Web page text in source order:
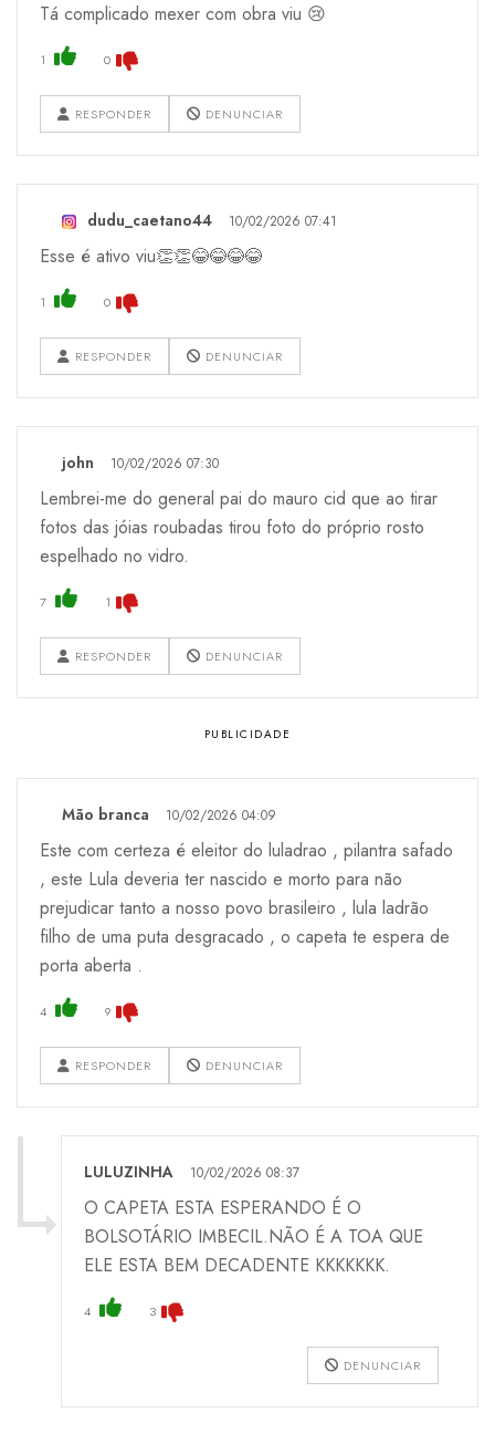
Tá complicado mexer com obra viu 😢
1 0
RESPONDER DENUNCIAR
dudu_caetano44 10/02/2026 07:41
Esse é ativo viu👏👏😂😂😂😂
1 0
RESPONDER DENUNCIAR
john 10/02/2026 07:30
Lembrei-me do general pai do mauro cid que ao tirar
fotos das jóias roubadas tirou foto do próprio rosto
espelhado no vidro.
7 1
RESPONDER DENUNCIAR
Mão branca 10/02/2026 04:09
Este com certeza é eleitor do luladrao , pilantra safado
, este Lula deveria ter nascido e morto para não
prejudicar tanto a nosso povo brasileiro , lula ladrão
filho de uma puta desgracado , o capeta te espera de
porta aberta .
4 9
RESPONDER DENUNCIAR
LULUZINHA 10/02/2026 08:37
O CAPETA ESTA ESPERANDO É O
BOLSOTÁRIO IMBECIL.NÃO É A TOA QUE
ELE ESTA BEM DECADENTE KKKKKKK.
4 3
DENUNCIAR